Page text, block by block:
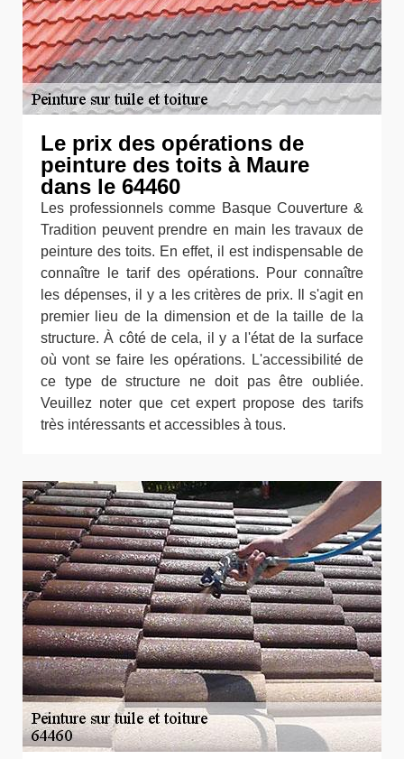
Le prix des opérations de
peinture des toits à Maure
dans le 64460
Les professionnels comme Basque Couverture &
Tradition peuvent prendre en main les travaux de
peinture des toits. En effet, il est indispensable de
connaître le tarif des opérations. Pour connaître
les dépenses, il y a les critères de prix. Il s'agit en
premier lieu de la dimension et de la taille de la
structure. À côté de cela, il y a l'état de la surface
où vont se faire les opérations. L'accessibilité de
ce type de structure ne doit pas être oubliée.
Veuillez noter que cet expert propose des tarifs
très intéressants et accessibles à tous.